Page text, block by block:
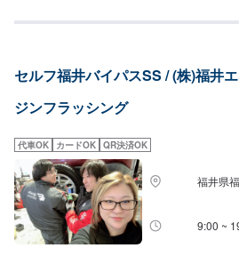
セルフ福井バイパスSS / (株)福井
ジンフラッシング
代車OK カードOK QR決済OK
福井県
9:00 ~